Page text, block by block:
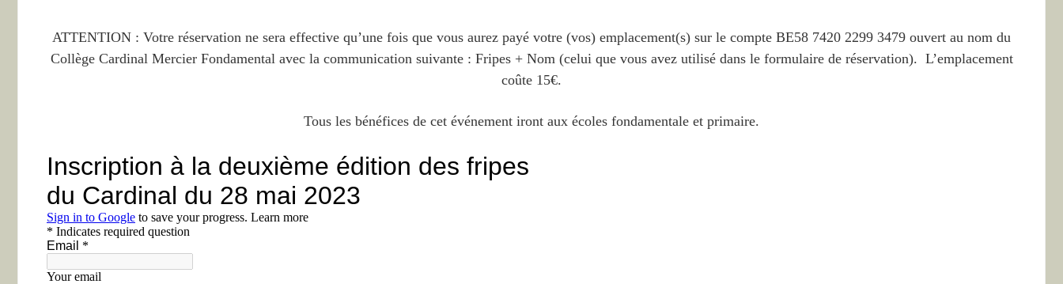
ATTENTION : Votre réservation ne sera effective qu’une fois que vous aurez payé votre (vos) emplacement(s) sur le compte BE58 7420 2299 3479 ouvert au nom du
Collège Cardinal Mercier Fondamental avec la communication suivante : Fripes + Nom (celui que vous avez utilisé dans le formulaire de réservation). L’emplacement
coûte 15€.
Tous les bénéfices de cet événement iront aux écoles fondamentale et primaire.